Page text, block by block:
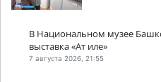
В Национальном музее
выставка «Ат иле»
7 августа 2026, 21:55